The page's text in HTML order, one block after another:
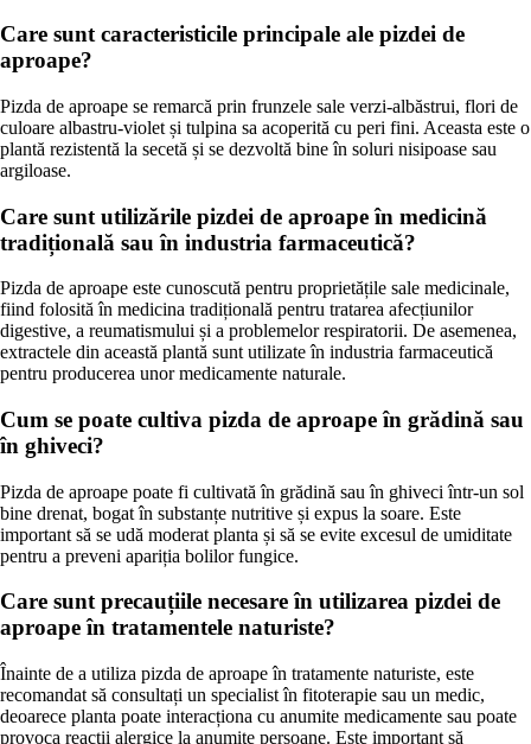
Care sunt caracteristicile principale ale pizdei de
aproape?
Pizda de aproape se remarcă prin frunzele sale verzi-albăstrui, flori de
culoare albastru-violet și tulpina sa acoperită cu peri fini. Aceasta este o
plantă rezistentă la secetă și se dezvoltă bine în soluri nisipoase sau
argiloase.
Care sunt utilizările pizdei de aproape în medicină
tradițională sau în industria farmaceutică?
Pizda de aproape este cunoscută pentru proprietățile sale medicinale,
fiind folosită în medicina tradițională pentru tratarea afecțiunilor
digestive, a reumatismului și a problemelor respiratorii. De asemenea,
extractele din această plantă sunt utilizate în industria farmaceutică
pentru producerea unor medicamente naturale.
Cum se poate cultiva pizda de aproape în grădină sau
în ghiveci?
Pizda de aproape poate fi cultivată în grădină sau în ghiveci într-un sol
bine drenat, bogat în substanțe nutritive și expus la soare. Este
important să se udă moderat planta și să se evite excesul de umiditate
pentru a preveni apariția bolilor fungice.
Care sunt precauțiile necesare în utilizarea pizdei de
aproape în tratamentele naturiste?
Înainte de a utiliza pizda de aproape în tratamente naturiste, este
recomandat să consultați un specialist în fitoterapie sau un medic,
deoarece planta poate interacționa cu anumite medicamente sau poate
provoca reacții alergice la anumite persoane. Este important să